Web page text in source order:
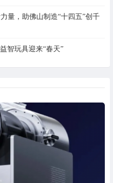
量，助佛山制造“十四五”创千
智玩具迎来“春天”